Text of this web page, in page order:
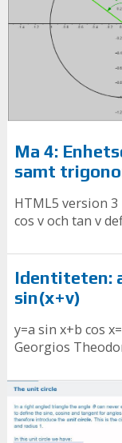
Ma 4:
samt
HTML5 version
cos v och tan v
Identiteten:
sin(x+v)
y=a sin x+b cos
Georgios